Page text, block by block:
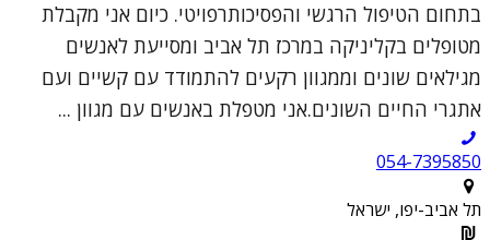
בתחום הטיפול הרגשי והפסיכותרפויטי. כיום אני מקבלת
מטופלים בקליניקה במרכז תל אביב ומסייעת לאנשים
מגילאים שונים וממגוון רקעים להתמודד עם קשיים ועם
אתגרי החיים השונים.אני מטפלת באנשים עם מגוון ...
054-7395850
תל אביב-יפו, ישראל